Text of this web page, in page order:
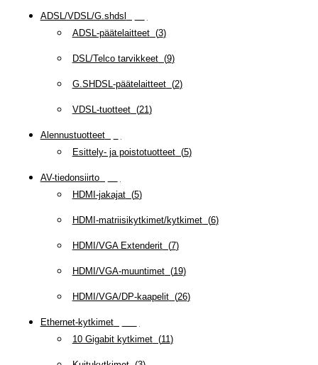
ADSL/VDSL/G.shdsl
ADSL-päätelaitteet(3)
DSL/Telco tarvikkeet(9)
G.SHDSL-päätelaitteet(2)
VDSL-tuotteet(21)
Alennustuotteet(
Esittely- ja poistotuotteet(5)
AV-tiedonsiirto(
HDMI-jakajat(5)
HDMI-matriisikytkimet/kytkimet(6)
HDMI/VGA Extenderit(7)
HDMI/VGA-muuntimet(19)
HDMI/VGA/DP-kaapelit(26)
Ethernet-kytkimet(
10 Gigabit kytkimet(11)